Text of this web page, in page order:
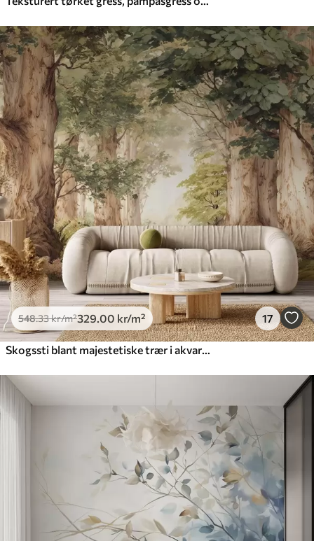
548.33kr/m²329 .00 kr/m² 17